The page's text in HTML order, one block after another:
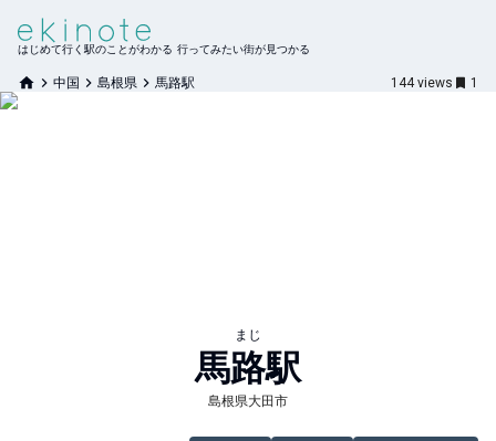
はじめて行く駅のことがわかる 行ってみたい街が見つかる
中国 島根県 馬路駅 144 views 1
まじ
馬路駅
島根県大田市